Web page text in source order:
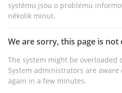
systému jsou o problému
několik minut.
We are sorry, this page is
The system might be overloaded
System administrators are
again in a few minutes.